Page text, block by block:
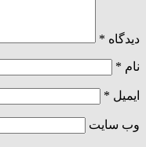
دیدگاه *
نام *
ایمیل *
وب‌ سایت